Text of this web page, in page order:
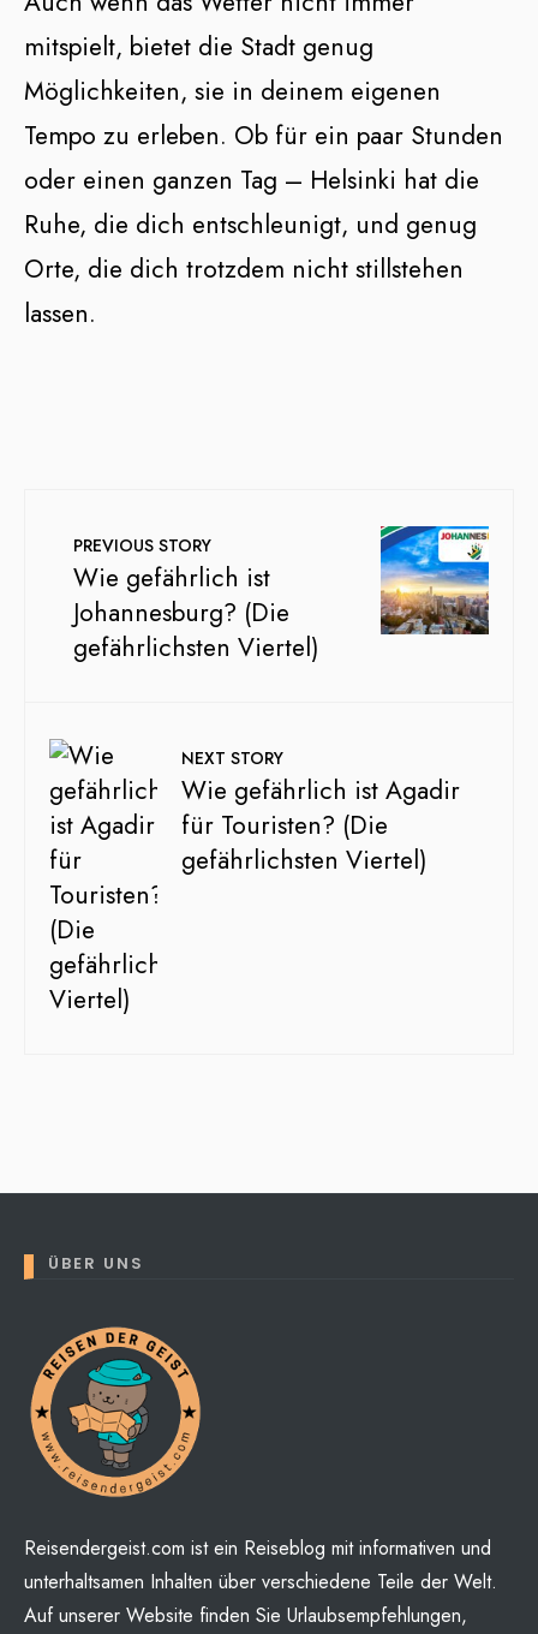
mitspielt, bietet die Stadt genug
Möglichkeiten, sie in deinem eigenen
Tempo zu erleben. Ob für ein paar Stunden
oder einen ganzen Tag – Helsinki hat die
Ruhe, die dich entschleunigt, und genug
Orte, die dich trotzdem nicht stillstehen
lassen.
PREVIOUS STORY
Wie gefährlich ist
Johannesburg? (Die
gefährlichsten Viertel)
NEXT STORY
Wie gefährlich ist Agadir
für Touristen? (Die
gefährlichsten Viertel)
ÜBER UNS
Reisendergeist.com ist ein Reiseblog mit informativen und
unterhaltsamen Inhalten über verschiedene Teile der Welt.
Auf unserer Website finden Sie Urlaubsempfehlungen,